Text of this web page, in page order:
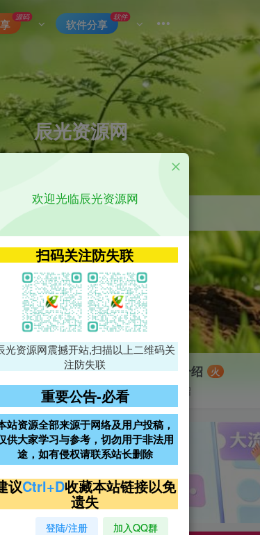
源码
软件分享
软件
辰光资源网
优质的网络资源分享平台
神马 getapp 原神
VIP特权介绍 火
VIP特权介绍
欢迎光临辰光资源网
扫码关注防失联
光资源网震撼开站,扫描以上二维码关
注防失联
重要公告-必看
站资源全部来源于网络及用户投稿，
供大家学习与参考，切勿用于非法用
途，如有侵权请联系站长删除
议Ctrl+D收藏本站链接以免
遗失
登陆/注册 加入QQ群